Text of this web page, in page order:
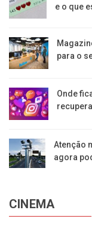
e o que
para o
Onde
Atenção
agora
CINEMA